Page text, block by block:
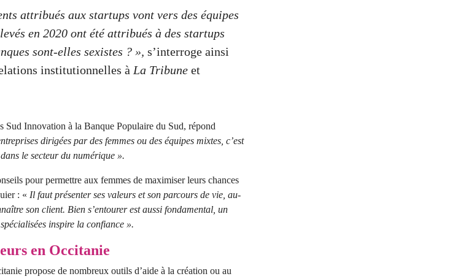
attribués aux startups vont vers des équipes
en 2020 ont été attribués à des startups
sont-elles sexistes ? », s’interroge ainsi
institutionnelles à La Tribune et
Sud Innovation à la Banque Populaire du Sud, répond
dirigées par des femmes ou des équipes mixtes, c’est
le secteur du numérique ».
pour permettre aux femmes de maximiser leurs chances
: « Il faut présenter ses valeurs et son parcours de vie, au-
son client. Bien s’entourer est aussi fondamental, un
inspire la confiance ».
en Occitanie
propose de nombreux outils d’aide à la création ou au